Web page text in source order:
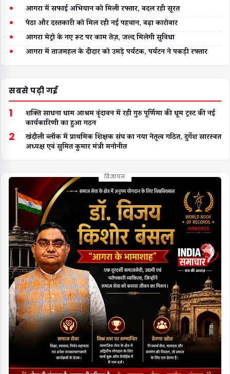
• आगरा में सफाई अभियान को मिली रफ्तार, बदल रही सूरत
• पेठा और दस्तकारी को मिल रही नई पहचान, बढ़ा कारोबार
• आगरा मेट्रो के नए रूट पर काम तेज़, जल्द मिलेगी सुविधा
• आगरा में ताजमहल के दीदार को उमड़े पर्यटक, पर्यटन ने पकड़ी रफ्तार
सबसे पढ़ी गई
1
शक्ति साधना धाम आश्रम वृंदावन में रही गुरु पूर्णिमा की धूम ट्रस्ट की नई
कार्यकारिणी का हुआ गठन
2
खंदौली ब्लॉक में प्राथमिक शिक्षक संघ का नया नेतृत्व गठित, दुर्गेश सारस्वत
अध्यक्ष एवं सुमित कुमार मंत्री मनोनीत
विज्ञापन